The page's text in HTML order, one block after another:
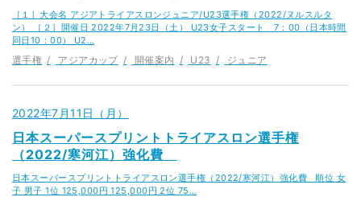
［１］大会名 アジアトライアスロンジュニア/U23選手権（2022/ヌルスルタ
ン） ［２］開催日 2022年7月23日（土） U23女子スタート 7：00（日本時間
同日10：00） U2…
選手権 アジアカップ 開催案内 U23 ジュニア
2022年7月11日（月）
日本スーパースプリントトライアスロン選手権
（2022/寒河江）強化費
日本スーパースプリントトライアスロン選手権（2022/寒河江）強化費 順位 女
子 男子 1位 125,000円 125,000円 2位 75…